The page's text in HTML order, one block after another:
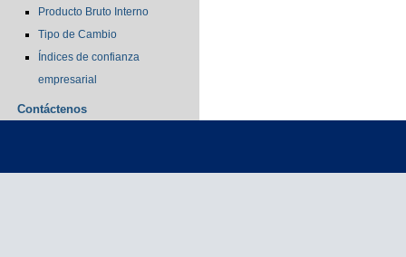
Producto Bruto Interno
Tipo de Cambio
Índices de confianza
empresarial
Contáctenos